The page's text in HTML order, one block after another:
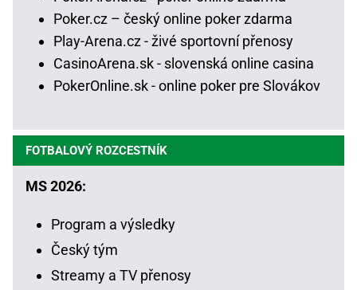
Poker.cz – český online poker zdarma
Play-Arena.cz - živé sportovní přenosy
CasinoArena.sk - slovenská online casina
PokerOnline.sk - online poker pre Slovákov
FOTBALOVÝ ROZCESTNÍK
MS 2026:
Program a výsledky
Český tým
Streamy a TV přenosy